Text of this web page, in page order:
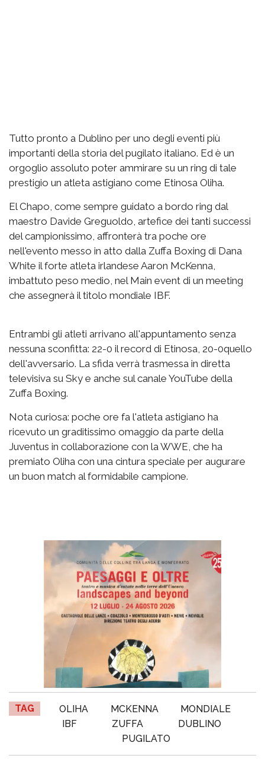
Tutto pronto a Dublino per uno degli eventi più
importanti della storia del pugilato italiano. Ed è un
orgoglio assoluto poter ammirare su un ring di tale
prestigio un atleta astigiano come Etinosa Oliha.
El Chapo, come sempre guidato a bordo ring dal
maestro Davide Greguoldo, artefice dei tanti successi
del campionissimo, affronterà tra poche ore
nell'evento messo in atto dalla Zuffa Boxing di Dana
White il forte atleta irlandese Aaron McKenna,
imbattuto peso medio, nel Main event di un meeting
che assegnerà il titolo mondiale IBF.
Entrambi gli atleti arrivano all'appuntamento senza
nessuna sconfitta: 22-0 il record di Etinosa, 20-0quello
dell'avversario. La sfida verrà trasmessa in diretta
televisiva su Sky e anche sul canale YouTube della
Zuffa Boxing.
Nota curiosa: poche ore fa l'atleta astigiano ha
ricevuto un graditissimo omaggio da parte della
Juventus in collaborazione con la WWE, che ha
premiato Oliha con una cintura speciale per augurare
un buon match al formidabile campione.
TAG OLIHA MCKENNA
MONDIALE
IBF
ZUFFA
DUBLINO
PUGILATO